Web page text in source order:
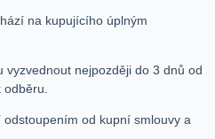
na kupujícího úplným
vyzvednout nejpozději do 3 dnů od
odběru.
od kupní smlouvy a